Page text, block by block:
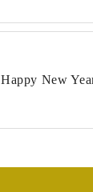
Happy New